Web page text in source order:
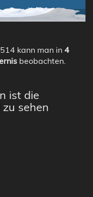
kann man in 4
beobachten.
ist die
sehen